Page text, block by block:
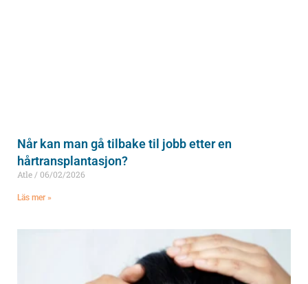
Når kan man gå tilbake til jobb etter en
hårtransplantasjon?
Atle 06/02/2026
Läs mer »